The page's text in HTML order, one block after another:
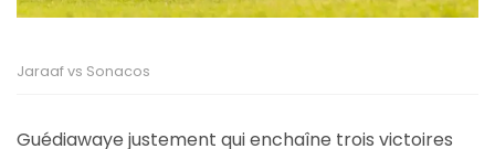
Jaraaf vs Sonacos
Guédiawaye justement qui enchaîne trois victoires